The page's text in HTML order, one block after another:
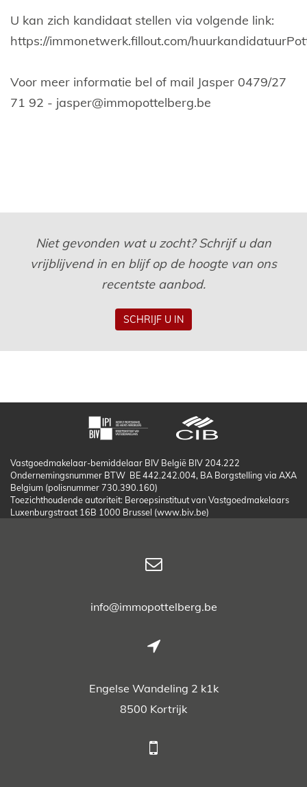
U kan zich kandidaat stellen via volgende link:
https://immonetwerk.fillout.com/
Voor meer informatie bel of mail Jasper 0479/27
71 92 - jasper@immopottelberg.be
Niet gevonden wat u zocht? Schrijf u dan
vrijblijvend in en blijf op de hoogte van ons
recentste aanbod.
SCHRIJF U IN
Vastgoedmakelaar-bemiddelaar BIV België BIV 204.222
Ondernemingsnummer BTW BE 442.242.004, BA Borgstelling via AXA
Belgium (polisnummer 730.390.160)
Toezichthoudende autoriteit: Beroepsinstituut van Vastgoedmakelaars
Luxenburgstraat 16B 1000 Brussel (www.biv.be)
info@immopottelberg.be
Engelse Wandeling 2 k1k
8500 Kortrijk